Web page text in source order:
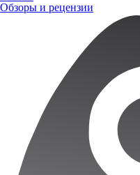
Обзоры и рецензии